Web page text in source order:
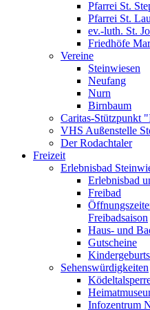
Pfarrei St.
Pfarrei St.
ev.-luth. St.
Friedhöfe
Vereine
Steinwiesen
Neufang
Nurn
Birnbaum
Caritas-Stützpunkt
VHS Außenstelle
Der Rodachtaler
Freizeit
Erlebnisbad
Erlebnisbad
Freibad
Freibadsaison
Haus- und
Gutscheine
Sehenswürdigkeiten
Infozentrum